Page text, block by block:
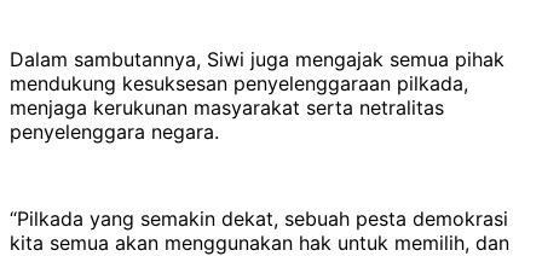
Dalam sambutannya, Siwi juga mengajak semua pihak
mendukung kesuksesan penyelenggaraan pilkada,
menjaga kerukunan masyarakat serta netralitas
penyelenggara negara.
“Pilkada yang semakin dekat, sebuah pesta demokrasi
kita semua akan menggunakan hak untuk memilih, dan